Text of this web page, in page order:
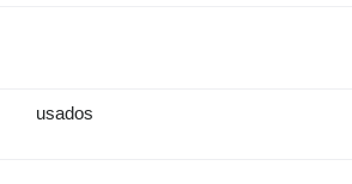
usados